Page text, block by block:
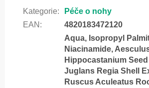
Kategorie:
Péče o nohy
EAN : 4820183472120
Aqua, Isopropyl
Niacinamide,
Hippocastanium
Juglans Regia Shell
Ruscus Aculeatus